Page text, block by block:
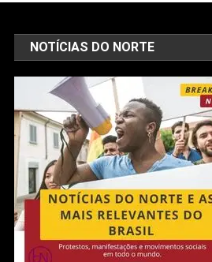
NOTÍCIAS DO NORTE